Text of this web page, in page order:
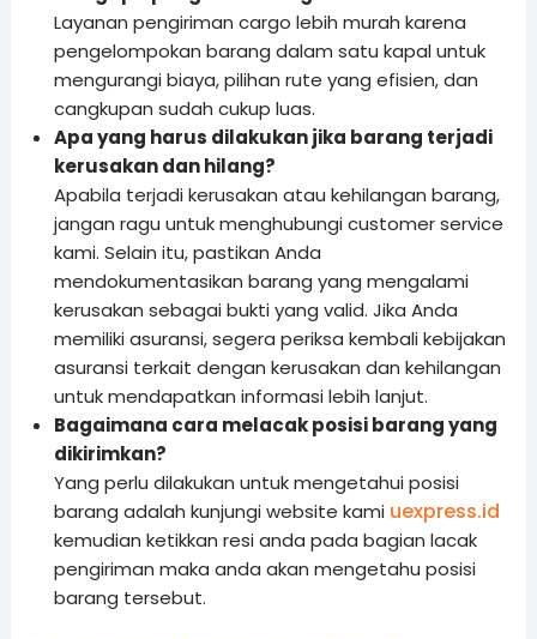
Layanan pengiriman cargo lebih murah karena
pengelompokan barang dalam satu kapal untuk
mengurangi biaya, pilihan rute yang efisien, dan
cangkupan sudah cukup luas.
Apa yang harus dilakukan jika barang terjadi
kerusakan dan hilang?
Apabila terjadi kerusakan atau kehilangan barang,
jangan ragu untuk menghubungi customer service
kami. Selain itu, pastikan Anda
mendokumentasikan barang yang mengalami
kerusakan sebagai bukti yang valid. Jika Anda
memiliki asuransi, segera periksa kembali kebijakan
asuransi terkait dengan kerusakan dan kehilangan
untuk mendapatkan informasi lebih lanjut.
Bagaimana cara melacak posisi barang yang
dikirimkan?
Yang perlu dilakukan untuk mengetahui posisi
barang adalah kunjungi website kami uexpress.id
kemudian ketikkan resi anda pada bagian lacak
pengiriman maka anda akan mengetahu posisi
barang tersebut.